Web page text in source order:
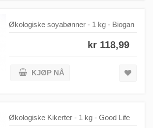
Økologiske soyabønner - 1 kg - Biogan
kr 118,99
KJØP NÅ
Økologiske Kikerter - 1 kg - Good Life